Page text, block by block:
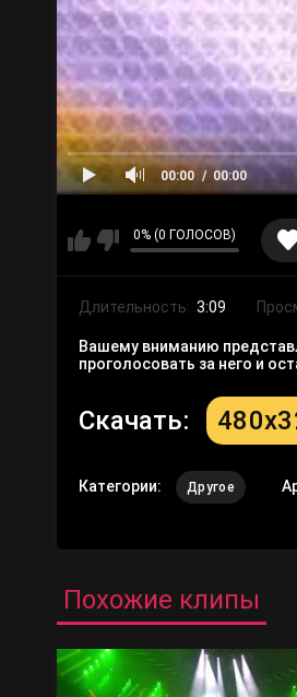
00:00 00:00
0% (0 ГОЛОСОВ)
Длительность: 3:09
Вашему вниманию
проголосовать за него и
Скачать:
Категории: Другое
Похожие клипы